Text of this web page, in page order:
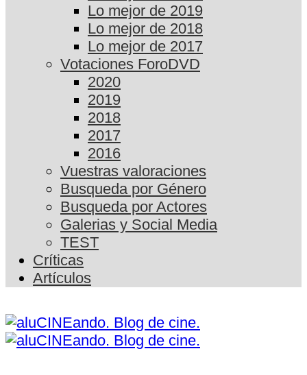
Lo mejor de 2019
Lo mejor de 2018
Lo mejor de 2017
Votaciones ForoDVD
2020
2019
2018
2017
2016
Vuestras valoraciones
Busqueda por Género
Busqueda por Actores
Galerias y Social Media
TEST
Críticas
Artículos